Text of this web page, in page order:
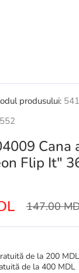
produsului:
Cana
Flip It"
147.00
de la 200 MDL
de la 400 MDL